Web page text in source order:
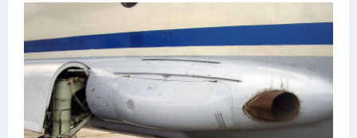
Мерседес
Фольксваген
Лексус
Дэу